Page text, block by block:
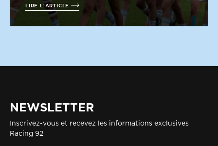
LIRE L'ARTICLE
NEWSLETTER
Inscrivez-vous et recevez les informations exclusives
Racing 92